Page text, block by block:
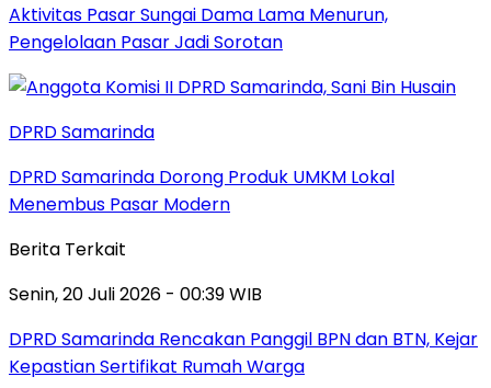
Aktivitas Pasar Sungai Dama Lama Menurun,
Pengelolaan Pasar Jadi Sorotan
DPRD Samarinda
DPRD Samarinda Dorong Produk UMKM Lokal
Menembus Pasar Modern
Berita Terkait
Senin, 20 Juli 2026 - 00:39 WIB
DPRD Samarinda Rencakan Panggil BPN dan BTN, Kejar
Kepastian Sertifikat Rumah Warga